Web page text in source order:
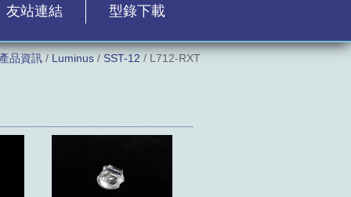
友站連結 型錄下載
品資訊 / Luminus / SST-12 / L712-RXT